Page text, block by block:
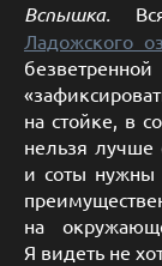
Вспышка.
Ладожского
на стойке, в
нельзя лучше
и соты нужны
на
Я видеть не